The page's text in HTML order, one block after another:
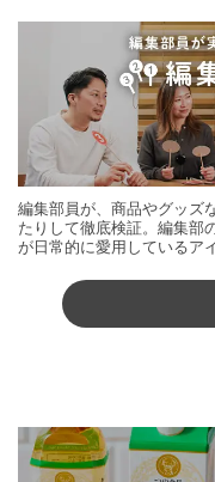
編集部員が、商品やグッズ
たりして徹底検証。編集部
が日常的に愛用しているア